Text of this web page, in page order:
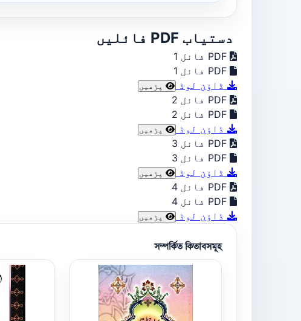
دستیاب PDF فائلیں
PDF فائل 1
ڈاؤن لوڈ
PDF فائل 2
ڈاؤن لوڈ
PDF فائل 3
ڈاؤن لوڈ
PDF فائل 4
ڈاؤن لوڈ
সম্পর্কিত কিতাবসমূহ